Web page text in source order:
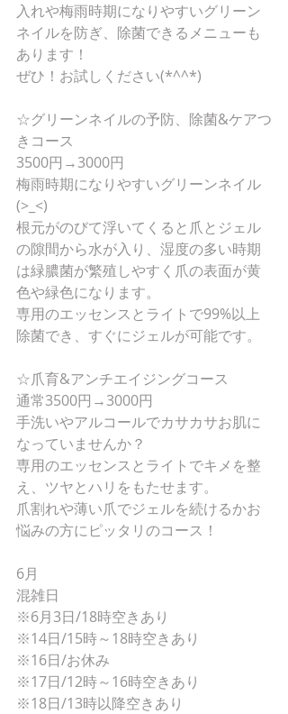
入れや梅雨時期になりやすいグリーン
ネイルを防ぎ、除菌できるメニューも
あります！
ぜひ！お試しください(*^^*)
☆グリーンネイルの予防、除菌&ケアつ
きコース
3500円→3000円
梅雨時期になりやすいグリーンネイル
(>_<)
根元がのびて浮いてくると爪とジェル
の隙間から水が入り、湿度の多い時期
は緑膿菌が繁殖しやすく爪の表面が黄
色や緑色になります。
専用のエッセンスとライトで99%以上
除菌でき、すぐにジェルが可能です。
☆爪育&アンチエイジングコース
通常3500円→3000円
手洗いやアルコールでカサカサお肌に
なっていませんか？
専用のエッセンスとライトでキメを整
え、ツヤとハリをもたせます。
爪割れや薄い爪でジェルを続けるかお
悩みの方にピッタリのコース！
6月
混雑日
※6月3日/18時空きあり
※14日/15時～18時空きあり
※16日/お休み
※17日/12時～16時空きあり
※18日/13時以降空きあり